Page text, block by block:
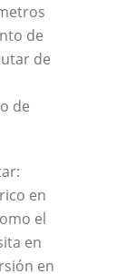
de
de
de
en
el
en
en